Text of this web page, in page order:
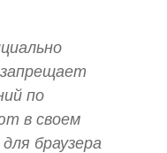
по
в своем
браузера